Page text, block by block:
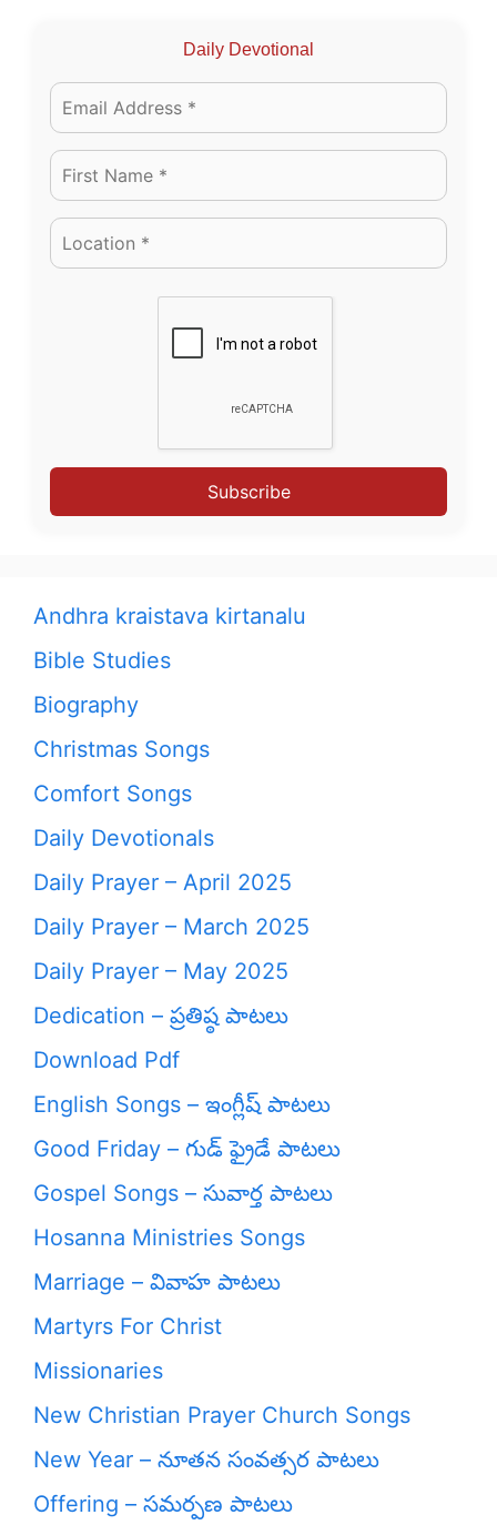
Daily Devotional
Subscribe
Andhra kraistava kirtanalu
Bible Studies
Biography
Christmas Songs
Comfort Songs
Daily Devotionals
Daily Prayer – April 2025
Daily Prayer – March 2025
Daily Prayer – May 2025
Dedication – ప్రతిష్ఠ పాటలు
Download Pdf
English Songs – ఇంగ్లీష్ పాటలు
Good Friday – గుడ్ ఫ్రైడే పాటలు
Gospel Songs – సువార్త పాటలు
Hosanna Ministries Songs
Marriage – వివాహ పాటలు
Martyrs For Christ
Missionaries
New Christian Prayer Church Songs
New Year – నూతన సంవత్సర పాటలు
Offering – సమర్పణ పాటలు